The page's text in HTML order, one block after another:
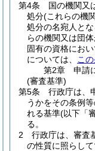
第4条
国の機関又
処分(これらの機
処分の名宛人と
らの機関又は団
固有の資格にお
については、
こ
第2章
申請
(審査基準)
第5条
行政庁は、
うかをその条例
れる基準(以下「
る。
2
行政庁は、審査
の性質に照らし